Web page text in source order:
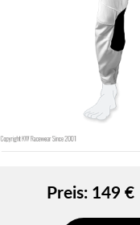
Preis: 149 €